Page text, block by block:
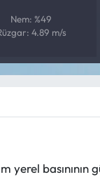
Nem: %49
4.89 m/s
basınının